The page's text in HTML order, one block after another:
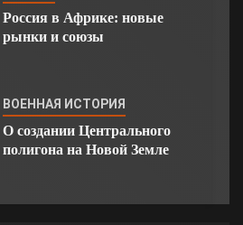
Россия в Африке: новые
рынки и союзы
ВОЕННАЯ ИСТОРИЯ
О создании Центрального
полигона на Новой Земле